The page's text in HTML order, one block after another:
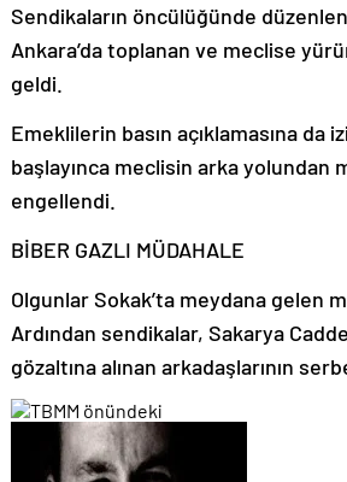
Sendikaların öncülüğünde
Ankara’da toplanan ve meclise
geldi.
Emeklilerin basın açıklamasına
başlayınca meclisin arka
engellendi.
BİBER GAZLI MÜDAHALE
Olgunlar Sokak’ta meydana gelen
Ardından sendikalar, Sakarya
gözaltına alınan arkadaşlarının